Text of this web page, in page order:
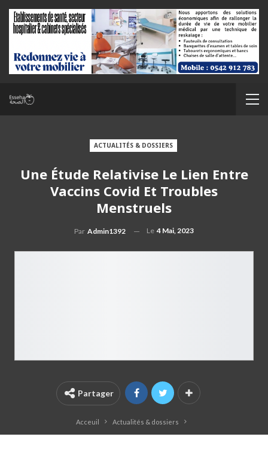
ACTUALITÉS & DOSSIERS
Une Étude Relativise Le Lien Entre
Vaccins Covid Et Troubles
Menstruels
Par Admin1392 Le 4 Mai, 2023
Partager
Acceuil Actualités & dossiers